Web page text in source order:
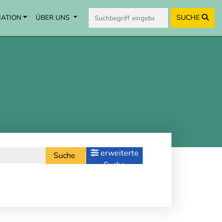
ÜBER UNS SUCHE
Suche
erweiterte
Suche